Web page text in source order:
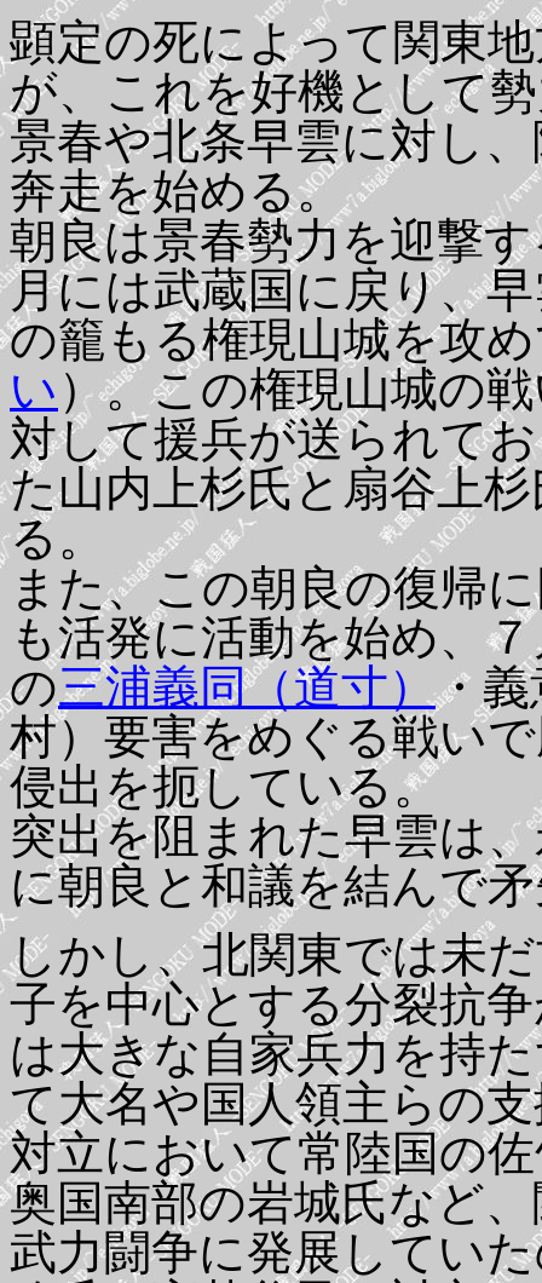
顕定の死によって関東
が、これを好機として
景春や北条早雲に対し
奔走を始める。
朝良は景春勢力を迎撃
月には武蔵国に戻り、
の籠もる権現山城を攻
い ）。この権現山城の
対して援兵が送られて
た山内上杉氏と扇谷上
る。
また、この朝良の復帰
も活発に活動を始め、
の三浦義同（道寸）・義
村）要害をめぐる戦い
侵出を扼している。
突出を阻まれた早雲は
に朝良と和議を結んで
しかし、北関東では未
子を中心とする分裂抗
は大きな自家兵力を持
て大名や国人領主らの
対立において常陸国の
奥国南部の岩城氏など
武力闘争に発展してい